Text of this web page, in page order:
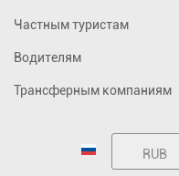
Частным туристам
Водителям
Трансферным компаниям
RUB